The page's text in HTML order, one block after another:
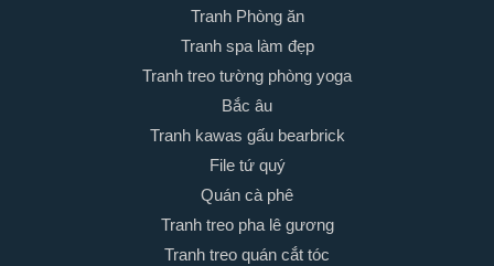
Tranh Phòng ăn
Tranh spa làm đẹp
Tranh treo tường phòng yoga
Bắc âu
Tranh kawas gấu bearbrick
File tứ quý
Quán cà phê
Tranh treo pha lê gương
Tranh treo quán cắt tóc